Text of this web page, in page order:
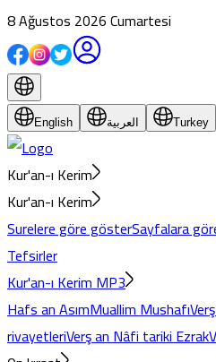
8 Ağustos 2026 Cumartesi
English العربية Turkey
Kur'an-ı Kerim
Kur'an-ı Kerim
Surelere göre gösterSayfalara
Tefsirler
Kur'an-ı Kerim MP3
Hafs an AsımMuallim Mushafı
rivayetleriVerş an Nâfi tariki Ezrak